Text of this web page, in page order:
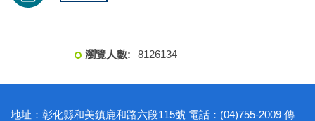
8126134
地址：彰化縣和美鎮鹿和路六段115號 電話：(04)755-2009 傳